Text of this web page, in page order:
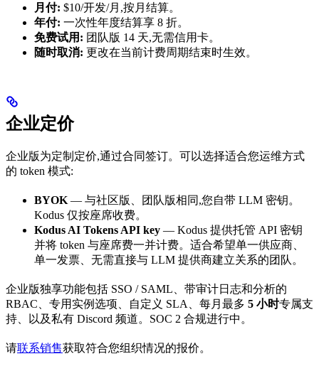
月付: $10/开发/月,按月结算。
年付: 一次性年度结算享 8 折。
免费试用: 团队版 14 天,无需信用卡。
随时取消: 更改在当前计费周期结束时生效。
企业定价
企业版为定制定价,通过合同签订。可以选择适合您运维方式
的 token 模式:
BYOK— 与社区版、团队版相同,您自带 LLM 密钥。
Kodus 仅按座席收费。
Kodus AI Tokens API key — Kodus 提供托管 API 密钥
并将 token 与座席费一并计费。适合希望单一供应商、
单一发票、无需直接与 LLM 提供商建立关系的团队。
企业版独享功能包括 SSO / SAML、带审计日志和分析的
RBAC、专用实例选项、自定义 SLA、每月最多 5 小时专属支
持、以及私有 Discord 频道。SOC 2 合规进行中。
请联系销售获取符合您组织情况的报价。